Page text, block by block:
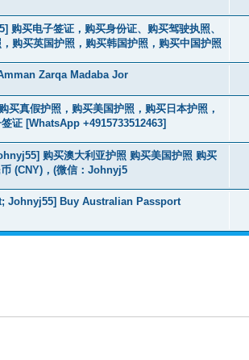
买电子签证，购买身份证、购买驾驶执照、
购买英国护照，购买韩国护照，购买中国护照
Zarqa Madaba Jor
真假护照，购买美国护照，购买日本护照，
证 [WhatsApp +4915733512463]
购买澳大利亚护照 购买美国护照 购买
(CNY)，(微信：Johnyj5
Johnyj55] Buy Australian Passport